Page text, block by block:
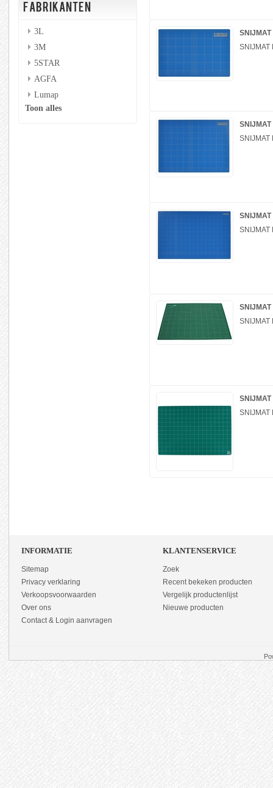
FABRIKANTEN
3L
3M
5STAR
AGFA
Lumap
Toon alles
SNIJMAT
SNIJMAT
SNIJMAT
SNIJMAT
SNIJMAT
INFORMATIE
Sitemap
Privacy verklaring
Verkoopsvoorwaarden
Over ons
Contact & Login aanvragen
KLANTENSERVICE
Zoek
Recent bekeken producten
Vergelijk productenlijst
Nieuwe producten